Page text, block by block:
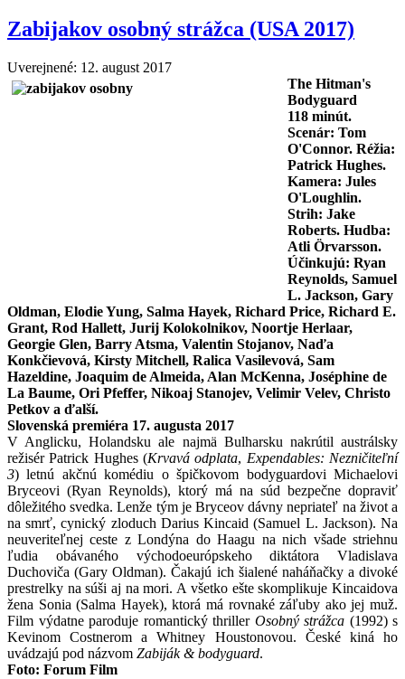
Zabijakov osobný strážca (USA 2017)
Uverejnené: 12. august 2017
The Hitman's
Bodyguard
118 minút.
Scenár: Tom
O'Connor. Réžia:
Patrick Hughes.
Kamera: Jules
O'Loughlin.
Strih: Jake
Roberts. Hudba:
Atli Örvarsson.
Účinkujú: Ryan
Reynolds, Samuel
L. Jackson, Gary
Oldman, Elodie Yung, Salma Hayek, Richard Price, Richard E.
Grant, Rod Hallett, Jurij Kolokolnikov, Noortje Herlaar,
Georgie Glen, Barry Atsma, Valentin Stojanov, Naďa
Konkčievová, Kirsty Mitchell, Ralica Vasilevová, Sam
Hazeldine, Joaquim de Almeida, Alan McKenna, Joséphine de
La Baume, Ori Pfeffer, Nikoaj Stanojev, Velimir Velev, Christo
Petkov a ďalší.
Slovenská premiéra 17. augusta 2017
V Anglicku, Holandsku ale najmä Bulharsku nakrútil austrálsky
režisér Patrick Hughes (Krvavá odplata, Expendables: Nezničiteľní
3) letnú akčnú komédiu o špičkovom bodyguardovi Michaelovi
Bryceovi (Ryan Reynolds), ktorý má na súd bezpečne dopraviť
dôležitého svedka. Lenže tým je Bryceov dávny nepriateľ na život a
na smrť, cynický zloduch Darius Kincaid (Samuel L. Jackson). Na
neuveriteľnej ceste z Londýna do Haagu na nich všade striehnu
ľudia obávaného východoeurópskeho diktátora Vladislava
Duchoviča (Gary Oldman). Čakajú ich šialené naháňačky a divoké
prestrelky na súši aj na mori. A všetko ešte skomplikuje Kincaidova
žena Sonia (Salma Hayek), ktorá má rovnaké záľuby ako jej muž.
Film výdatne paroduje romantický thriller Osobný strážca (1992) s
Kevinom Costnerom a Whitney Houstonovou. České kiná ho
uvádzajú pod názvom Zabiják & bodyguard.
Foto: Forum Film